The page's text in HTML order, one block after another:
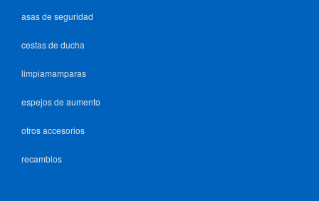
asas de seguridad
cestas de ducha
limpiamamparas
espejos de aumento
otros accesorios
recambios